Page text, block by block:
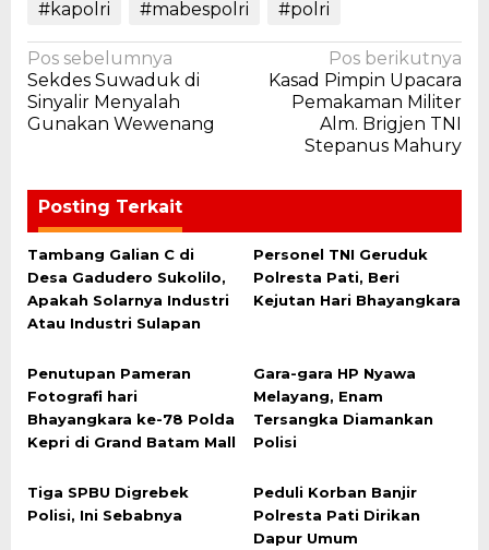
#kapolri #mabespolri #polri
Navigasi
pos
Pos sebelumnya
Sekdes Suwaduk di
Sinyalir Menyalah
Gunakan Wewenang
Pos berikutnya
Kasad Pimpin Upacara
Pemakaman Militer
Alm. Brigjen TNI
Stepanus Mahury
Posting Terkait
Tambang Galian C di
Desa Gadudero Sukolilo,
Apakah Solarnya Industri
Atau Industri Sulapan
Personel TNI Geruduk
Polresta Pati, Beri
Kejutan Hari Bhayangkara
Penutupan Pameran
Fotografi hari
Bhayangkara ke-78 Polda
Kepri di Grand Batam Mall
Gara-gara HP Nyawa
Melayang, Enam
Tersangka Diamankan
Polisi
Tiga SPBU Digrebek
Polisi, Ini Sebabnya
Peduli Korban Banjir
Polresta Pati Dirikan
Dapur Umum